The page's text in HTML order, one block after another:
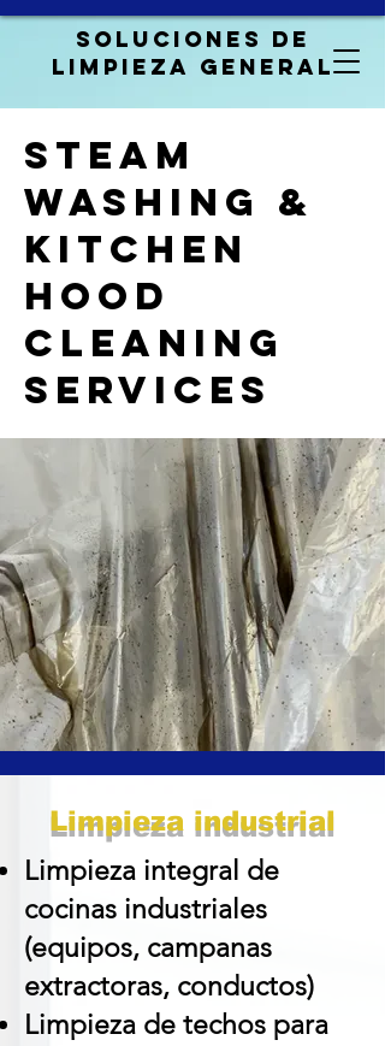
Soluciones de
limpieza general
steam
washing &
kitchen
hood
cleaning
services
Limpieza industrial
Limpieza integral de
cocinas industriales
(equipos, campanas
extractoras, conductos)
Limpieza de techos para